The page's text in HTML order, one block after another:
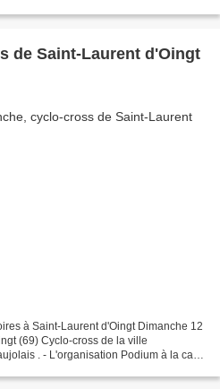
de Saint-Laurent d'Oingt
à Saint-Laurent d'Oingt Dimanche 12
(69) Cyclo-cross de la ville
. - L'organisation Podium à la cave